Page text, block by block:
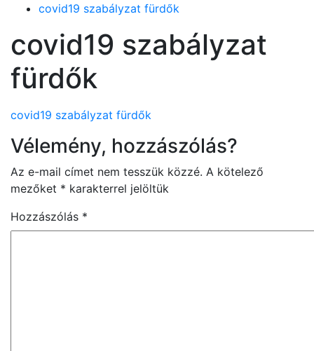
covid19 szabályzat fürdők
covid19 szabályzat
fürdők
covid19 szabályzat fürdők
Vélemény, hozzászólás?
Az e-mail címet nem tesszük közzé. A kötelező
mezőket * karakterrel jelöltük
Hozzászólás *